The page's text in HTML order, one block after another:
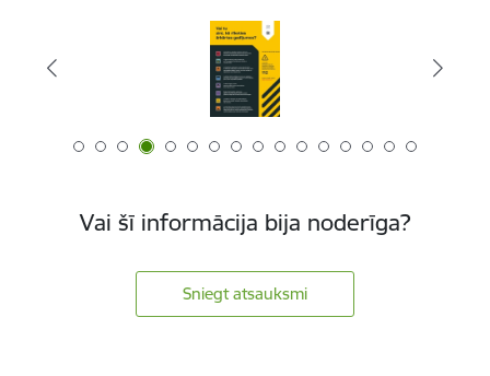
Vai šī informācija bija noderīga?
Sniegt atsauksmi